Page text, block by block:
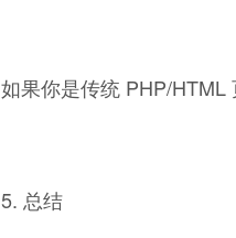
如果你是传统 PHP/HTML
5. 总结